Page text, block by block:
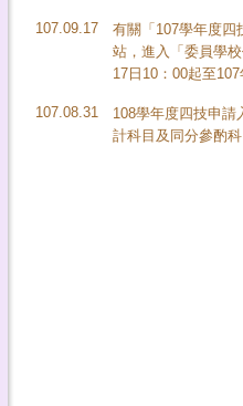
107.09.17
有關「107學年度四
站，進入「委員學
17日10：00起至
107.08.31
108學年度四技申請
計科目及同分參酌